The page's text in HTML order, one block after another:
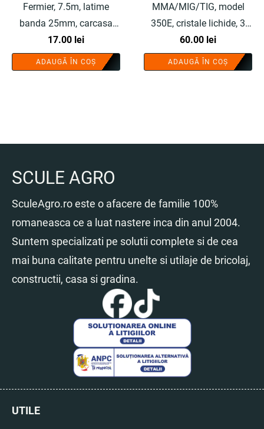
Fermier, 7.5m, latime
banda 25mm, carcasa
cauciucata - COBI
SMART®
17.00 lei
ADAUGĂ ÎN COȘ
MMA/MIG/TIG, model
350E, cristale lichide, 3
reglaje - COBI SMART®
60.00 lei
ADAUGĂ ÎN COȘ
SCULE AGRO
SculeAgro.ro este o afacere de familie 100%
romaneasca ce a luat nastere inca din anul 2004.
Suntem specializati pe solutii complete si de cea
mai buna calitate pentru unelte si utilaje de bricolaj,
constructii, casa si gradina.
UTILE